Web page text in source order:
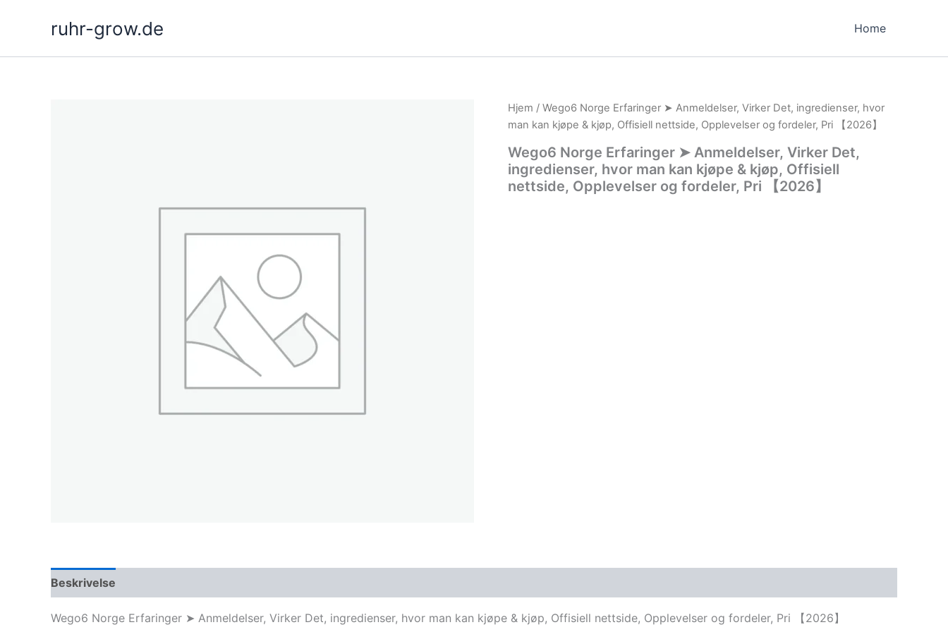
ruhr-grow.de Home
Hjem / Wego6 Norge Erfaringer ➤ Anmeldelser, Virker Det, ingredienser, hvor
man kan kjøpe & kjøp, Offisiell nettside, Opplevelser og fordeler, Pri 【2026】
Wego6 Norge Erfaringer ➤ Anmeldelser, Virker Det,
ingredienser, hvor man kan kjøpe & kjøp, Offisiell
nettside, Opplevelser og fordeler, Pri 【2026】
Beskrivelse
Wego6 Norge Erfaringer ➤ Anmeldelser, Virker Det, ingredienser, hvor man kan kjøpe & kjøp, Offisiell nettside, Opplevelser og fordeler, Pri 【2026】